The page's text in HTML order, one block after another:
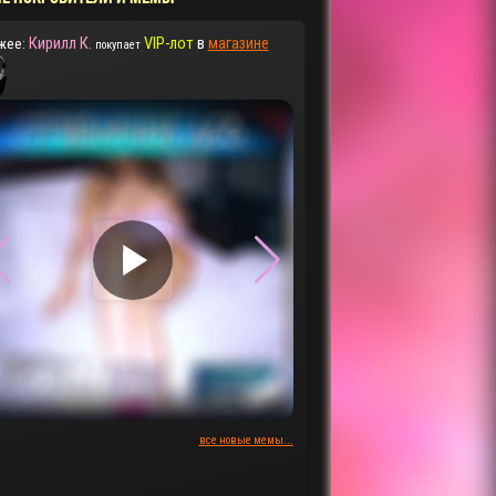
Кирилл К. покупает VIP-лотв магазине
▶
все новые мемы...